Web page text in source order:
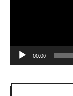
00:00